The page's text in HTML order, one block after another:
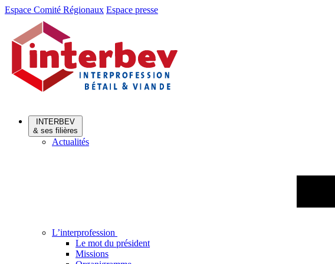
Aller
Aller
contenu
Espace Comité Régionaux Espace presse
INTERBEV
& ses filières
Actualités
L’interprofession
Le mot du président
Missions